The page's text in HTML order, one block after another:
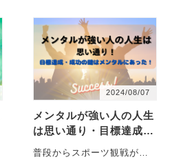
つってどういうこと
な・・・
2024/08/07
メンタルが強い人の人生
は思い通り・目標達成・
成功の鍵はメンタルにあ
った！
普段からスポーツ観戦が大